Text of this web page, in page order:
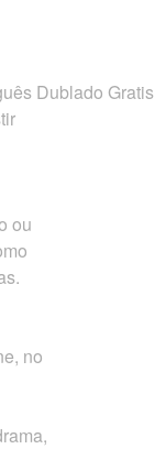
Dublado Gratis
ou
no